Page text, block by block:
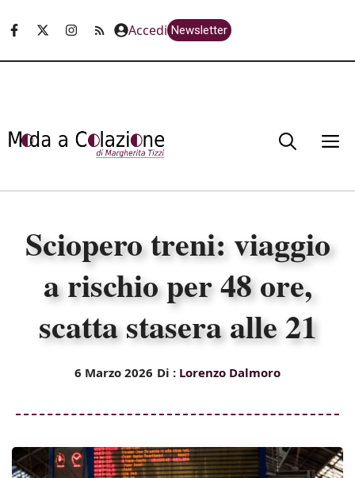
Accedi Newsletter
Sciopero treni: viaggio
a rischio per 48 ore,
scatta stasera alle 21
6 Marzo 2026 Di : Lorenzo Dalmoro